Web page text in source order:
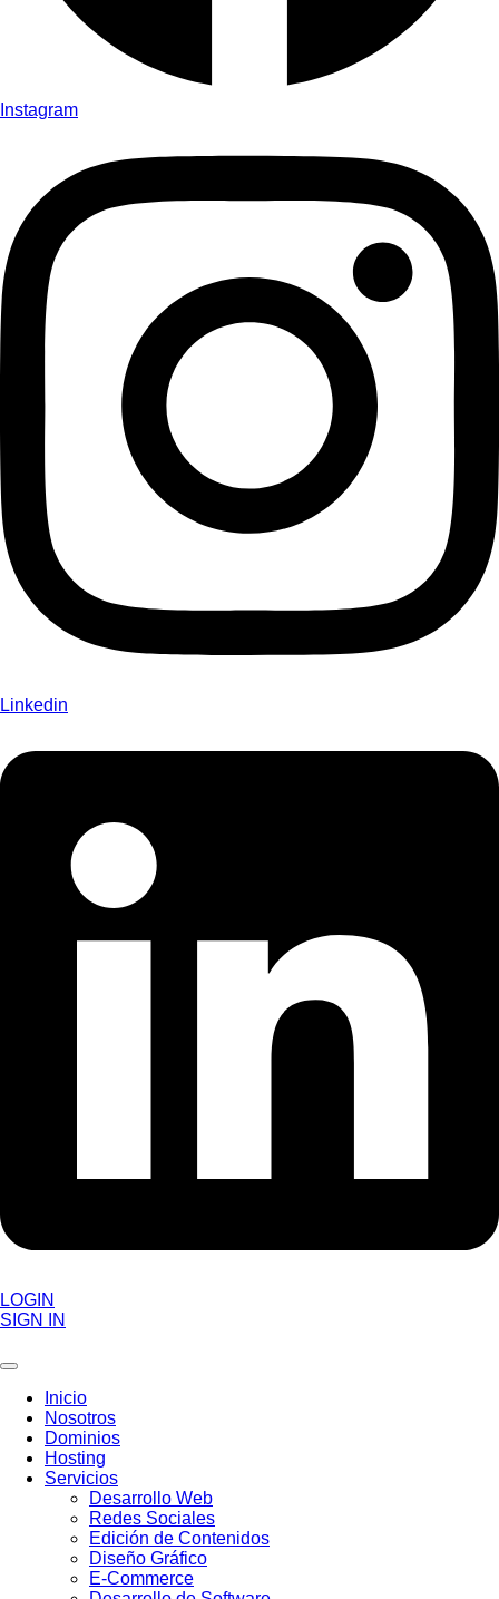
Instagram
Linkedin
LOGIN
SIGN IN
Inicio
Nosotros
Dominios
Hosting
Servicios
Desarrollo Web
Redes Sociales
Edición de Contenidos
Diseño Gráfico
E-Commerce